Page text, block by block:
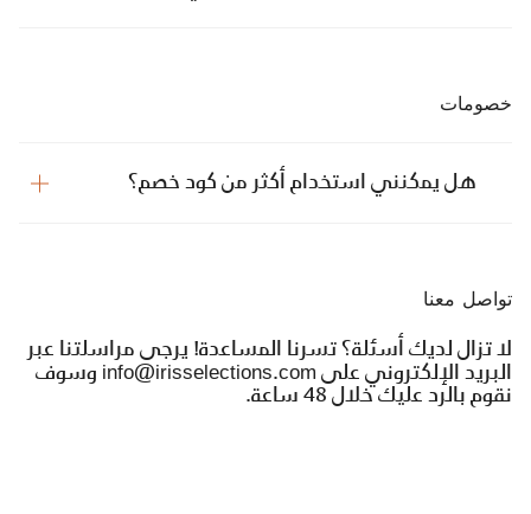
خصومات
هل يمكنني استخدام أكثر من كود خصم؟
تواصل معنا
لا تزال لديك أسئلة؟ تسرنا المساعدة! يرجى مراسلتنا عبر
البريد الإلكتروني على info@irisselections.com وسوف
نقوم بالرد عليك خلال 48 ساعة.